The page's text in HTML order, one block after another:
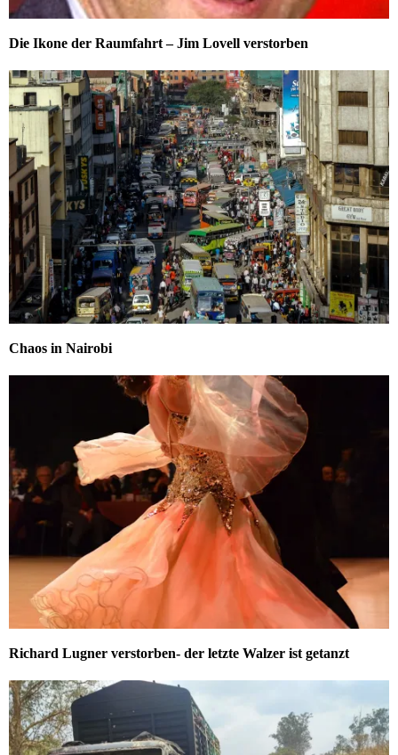
Die Ikone der Raumfahrt – Jim Lovell verstorben
Chaos in Nairobi
Richard Lugner verstorben- der letzte Walzer ist getanzt